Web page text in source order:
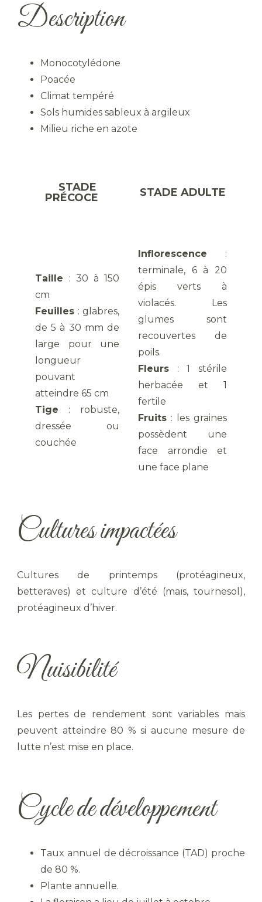
Description
Monocotylédone
Poacée
Climat tempéré
Sols humides sableux à argileux
Milieu riche en azote
STADE
PRÉCOCE
STADE ADULTE
Taille : 30 à 150
cm
Feuilles : glabres,
de 5 à 30 mm de
large pour une
longueur
pouvant
atteindre 65 cm
Tige : robuste,
dressée ou
couchée
Inflorescence :
terminale, 6 à 20
épis verts à
violacés. Les
glumes sont
recouvertes de
poils.
Fleurs : 1 stérile
herbacée et 1
fertile
Fruits : les graines
possèdent une
face arrondie et
une face plane
Cultures impactées
Cultures de printemps (protéagineux,
betteraves) et culture d’été (maïs, tournesol),
protéagineux d’hiver.
Nuisibilité
Les pertes de rendement sont variables mais
peuvent atteindre 80 % si aucune mesure de
lutte n’est mise en place.
Cycle de développement
Taux annuel de décroissance (TAD) proche
de 80 %.
Plante annuelle.